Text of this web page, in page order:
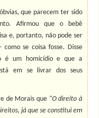
que parecem ter sido
Afirmou que o bebê
e, portanto, não pode ser
se coisa fosse. Disse
é um homicídio e que a
em se livrar dos seus
de Morais que “O direito à
já que se constitui em